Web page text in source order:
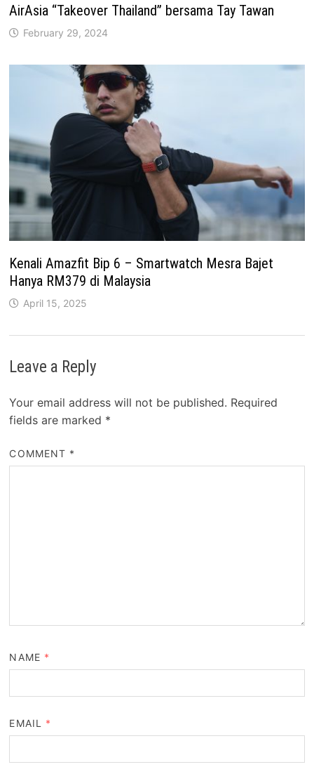
AirAsia “Takeover Thailand” bersama Tay Tawan
February 29, 2024
Kenali Amazfit Bip 6 – Smartwatch Mesra Bajet
Hanya RM379 di Malaysia
April 15, 2025
Leave a Reply
Your email address will not be published. Required
fields are marked *
COMMENT *
NAME *
EMAIL *